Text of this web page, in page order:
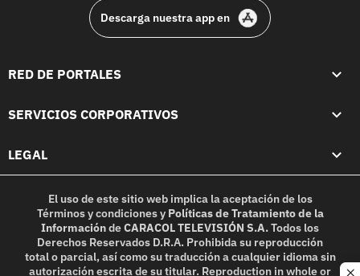
Descarga nuestra app en
RED DE PORTALES
SERVICIOS CORPORATIVOS
LEGAL
El uso de este sitio web implica la aceptación de los
Términos y condicionesy Políticas de Tratamiento de la
InformacióndeCARACOL TELEVISIÓN S.A.Todos los
Derechos Reservados D.R.A. Prohibida su reproducción
total o parcial, así como su traducción a cualquier idioma sin
autorización escrita de su titular. Reproduction in whole or